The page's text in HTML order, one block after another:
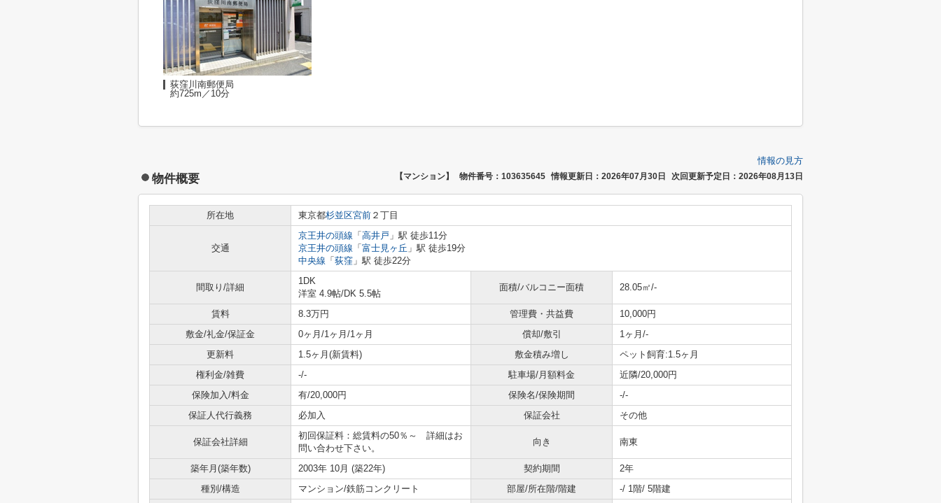
荻窪川南郵便局
約725m／10分
情報の見方
物件概要 【マンション】 物件番号：103635645 情報更新日：2026年07月30日 次回更新予定日：2026年08月13日
所在地 東京都杉並区宮前 ２丁目
交通
京王井の頭線 「 高井戸 」駅 徒歩11分
京王井の頭線 「 富士見ヶ丘 」駅 徒歩19分
中央線 「 荻窪 」駅 徒歩22分
間取り/詳細
1DK
洋室 4.9帖/DK 5.5帖
面積/バルコニー面積 28.05㎡/-
賃料 8.3万円 管理費・共益費
10,000円
敷金/礼金/保証金
0ヶ月/1ヶ月/1ヶ月 償却/敷引
1ヶ月/-
更新料
1.5ヶ月(新賃料) 敷金積み増し
ペット飼育:1.5ヶ月
権利金/雑費
-/- 駐車場/月額料金
近隣/20,000円
保険加入/料金
有/20,000円 保険名/保険期間
-/-
保証人代行義務
必加入 保証会社 その他
保証会社詳細
初回保証料：総賃料の50％～ 詳細はお
問い合わせ下さい。
向き 南東
築年月(築年数) 2003年 10月 (築22年) 契約期間
2年
種別/構造
マンション/鉄筋コンクリート 部屋/所在階/階建
-/ 1階/ 5階建